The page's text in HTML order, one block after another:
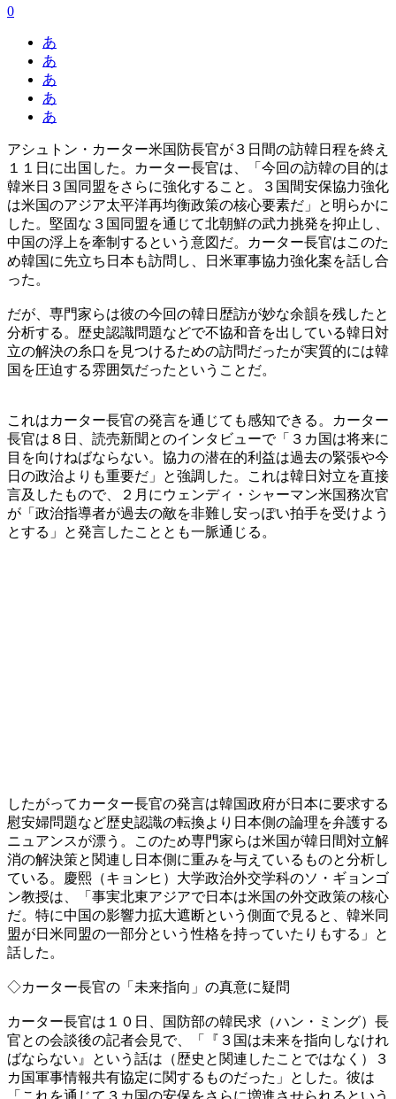
0
あ
あ
あ
あ
あ
アシュトン・カーター米国防長官が３日間の訪韓日程を終え
１１日に出国した。カーター長官は、「今回の訪韓の目的は
韓米日３国同盟をさらに強化すること。３国間安保協力強化
は米国のアジア太平洋再均衡政策の核心要素だ」と明らかに
した。堅固な３国同盟を通じて北朝鮮の武力挑発を抑止し、
中国の浮上を牽制するという意図だ。カーター長官はこのた
め韓国に先立ち日本も訪問し、日米軍事協力強化案を話し合
った。
だが、専門家らは彼の今回の韓日歴訪が妙な余韻を残したと
分析する。歴史認識問題などで不協和音を出している韓日対
立の解決の糸口を見つけるための訪問だったが実質的には韓
国を圧迫する雰囲気だったということだ。
これはカーター長官の発言を通じても感知できる。カーター
長官は８日、読売新聞とのインタビューで「３カ国は将来に
目を向けねばならない。協力の潜在的利益は過去の緊張や今
日の政治よりも重要だ」と強調した。これは韓日対立を直接
言及したもので、２月にウェンディ・シャーマン米国務次官
が「政治指導者が過去の敵を非難し安っぽい拍手を受けよう
とする」と発言したこととも一脈通じる。
したがってカーター長官の発言は韓国政府が日本に要求する
慰安婦問題など歴史認識の転換より日本側の論理を弁護する
ニュアンスが漂う。このため専門家らは米国が韓日間対立解
消の解決策と関連し日本側に重みを与えているものと分析し
ている。慶熙（キョンヒ）大学政治外交学科のソ・ギョンゴ
ン教授は、「事実北東アジアで日本は米国の外交政策の核心
だ。特に中国の影響力拡大遮断という側面で見ると、韓米同
盟が日米同盟の一部分という性格を持っていたりもする」と
話した。
◇カーター長官の「未来指向」の真意に疑問
カーター長官は１０日、国防部の韓民求（ハン・ミング）長
官との会談後の記者会見で、「『３国は未来を指向しなけれ
ばならない』という話は（歴史と関連したことではなく）３
カ国軍事情報共有協定に関するものだった」とした。彼は
「これを通じて３カ国の安保をさらに増進させられるという